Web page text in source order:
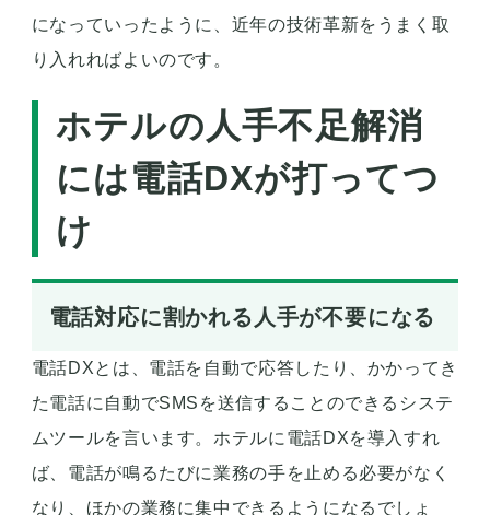
になっていったように、近年の技術革新をうまく取
り入れればよいのです。
ホテルの人手不足解消
には電話DXが打ってつ
け
電話対応に割かれる人手が不要になる
電話DXとは、電話を自動で応答したり、かかってき
た電話に自動でSMSを送信することのできるシステ
ムツールを言います。ホテルに電話DXを導入すれ
ば、電話が鳴るたびに業務の手を止める必要がなく
なり、ほかの業務に集中できるようになるでしょ